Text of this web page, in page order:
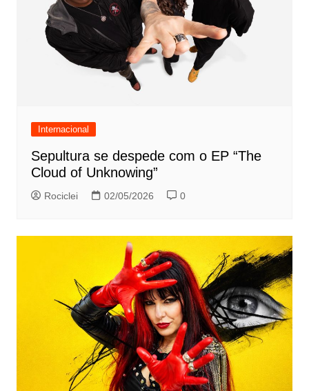
Internacional
Sepultura se despede com o EP “The
Cloud of Unknowing”
Rociclei 02/05/2026 0